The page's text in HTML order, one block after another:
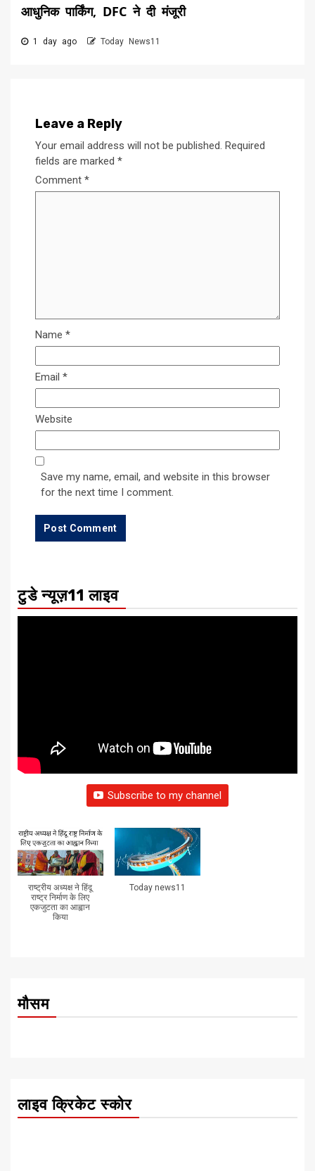
आधुनिक पार्किंग, DFC ने दी मंजूरी
1 day ago Today News11
Leave a Reply
Your email address will not be published. Required
fields are marked *
Comment *
Name *
Email *
Website
Save my name, email, and website in this browser
for the next time I comment.
टुडे न्यूज़11 लाइव
Subscribe to my channel
राष्ट्रीय अध्यक्ष ने हिंदू
राष्ट्र निर्माण के लिए
एकजुटता का आह्वान
किया
Today news11
मौसम
लाइव क्रिकेट स्कोर